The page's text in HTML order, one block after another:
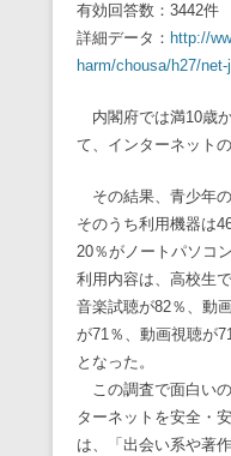
有効回答数：3442件
詳細データ： http://
harm/chousa/h27/
内閣府では満10歳
て、インターネット
その結果、青少年の
そのうち利用機器は
20％がノートパソコ
利用内容は、高校生
音楽試聴が82％、動
が71％、動画視聴が
となった。
この調査で面白い
ターネットを安全・
は、「出会い系や著